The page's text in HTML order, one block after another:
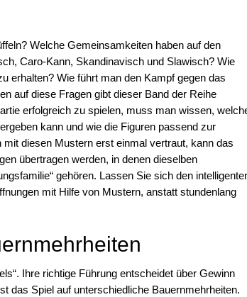
Welche Gemeinsamkeiten haben auf den
Caro-Kann, Skandinavisch und Slawisch? Wie
erhalten? Wie führt man den Kampf gegen das
auf diese Fragen gibt dieser Band der Reihe
erfolgreich zu spielen, muss man wissen,
kann und wie die Figuren passend zur
diesen Mustern erst einmal vertraut, kann das
übertragen werden, in denen dieselben
gehören. Lassen Sie sich den
mit Hilfe von Mustern, anstatt stundenlang
Ihre richtige Führung entscheidet über Gewinn
das Spiel auf unterschiedliche Bauernmehrheiten.